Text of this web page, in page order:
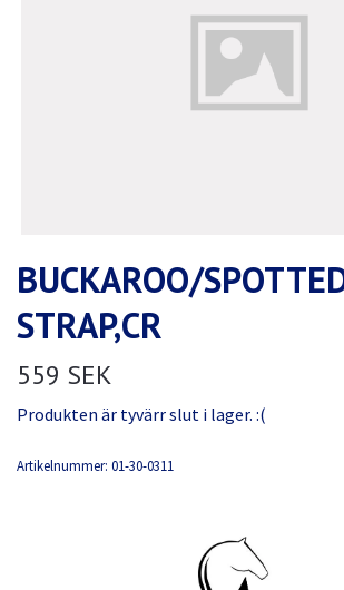
BUCKAROO/
STRAP,CR
559 SEK
Produkten är tyvärr slut i lager. :(
Artikelnummer: 01-30-0311